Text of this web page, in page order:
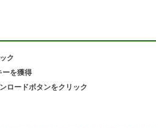
ク
ーを獲得
ロードボタンをクリック